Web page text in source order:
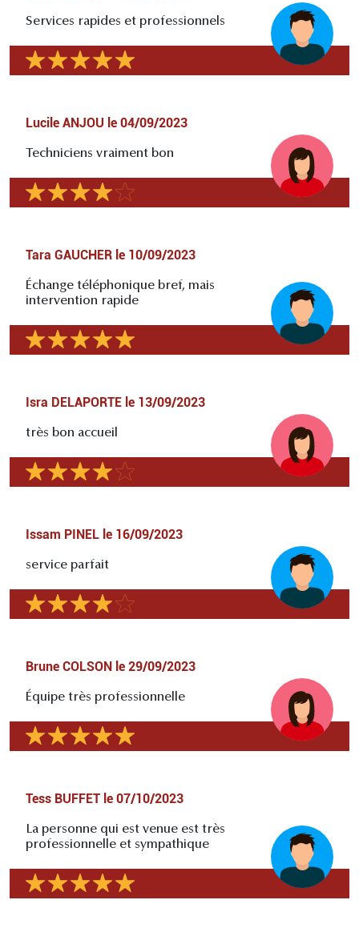
Services rapides et professionnels
Lucile ANJOU le 04/09/2023
Techniciens vraiment bon
Tara GAUCHER le 10/09/2023
Échange téléphonique bref, mais
intervention rapide
Isra DELAPORTE le 13/09/2023
très bon accueil
Issam PINEL le 16/09/2023
service parfait
Brune COLSON le 29/09/2023
Équipe très professionnelle
Tess BUFFET le 07/10/2023
La personne qui est venue est très
professionnelle et sympathique